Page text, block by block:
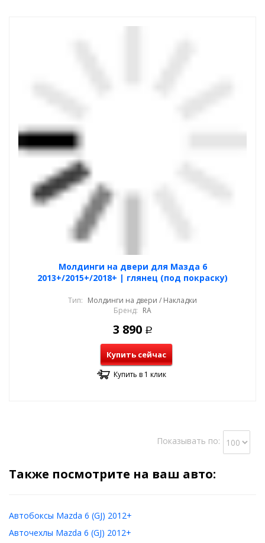
Молдинги на двери для Мазда 6
2013+/2015+/2018+ | глянец (под покраску)
Тип: Молдинги на двери / Накладки
Бренд: RA
3 890 Р
Купить сейчас
Купить в 1 клик
Показывать по:
Также посмотрите на ваш авто:
Автобоксы Mazda 6 (GJ) 2012+
Авточехлы Mazda 6 (GJ) 2012+